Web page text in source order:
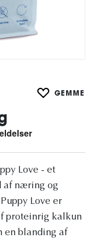
GEMME
Love - et
af næring og
Love er
proteinrig kalkun
en blanding af